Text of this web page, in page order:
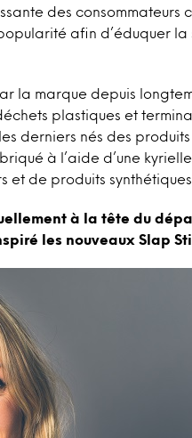
des consommateurs
afin d’éduquer la
la marque depuis
plastiques et
derniers nés des
à l’aide d’une
et de produits synthétiques.
à la tête du
les nouveaux Slap